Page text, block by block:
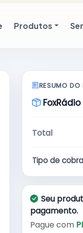
Produtos
RESUMO DO
Total
Tipo de
Seu
pagamento.
Pague com